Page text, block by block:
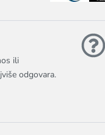
ili
odgovara.